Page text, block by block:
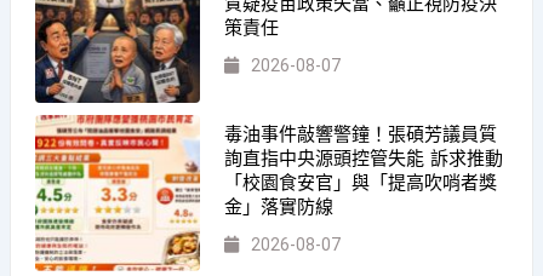
策責任
2026-08-07
毒油事件敲響警鐘！張碩芳議員質
詢直指中央源頭控管失能 訴求推動
「校園食安官」與「提高吹哨者獎
金」落實防線
2026-08-07